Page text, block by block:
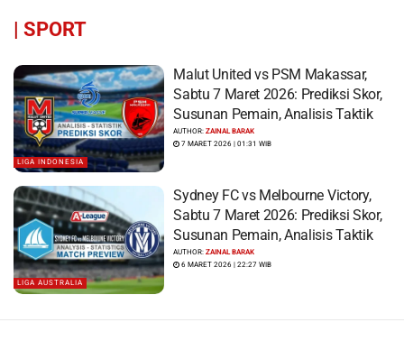
| SPORT
LIGA INDONESIA
Malut United vs PSM Makassar,
Sabtu 7 Maret 2026: Prediksi Skor,
Susunan Pemain, Analisis Taktik
AUTHOR:ZAINAL BARAK
7 MARET 2026 | 01:31 WIB
LIGA AUSTRALIA
Sydney FC vs Melbourne Victory,
Sabtu 7 Maret 2026: Prediksi Skor,
Susunan Pemain, Analisis Taktik
AUTHOR:ZAINAL BARAK
6 MARET 2026 | 22:27 WIB